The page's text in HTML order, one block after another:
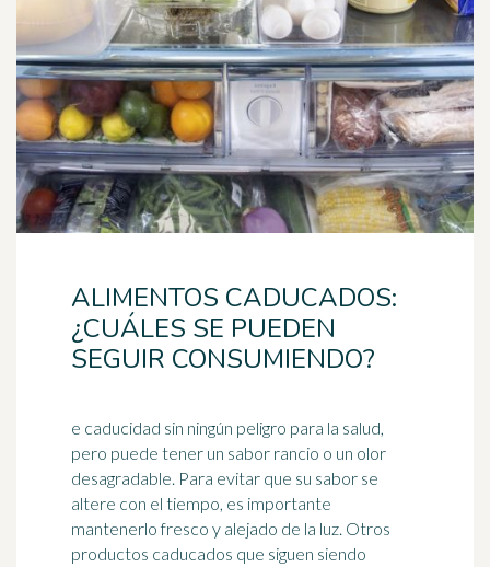
ALIMENTOS CADUCADOS:
¿CUÁLES SE PUEDEN
SEGUIR CONSUMIENDO?
e caducidad sin ningún peligro para la salud,
pero puede tener un sabor rancio o un olor
desagradable. Para evitar que su sabor se
altere con el tiempo, es importante
mantenerlofresco y alejado de la luz. Otros
productos caducados que siguen siendo